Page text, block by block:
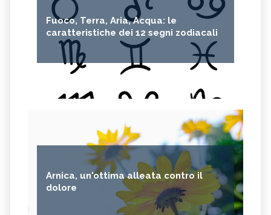
Fuoco, Terra, Aria, Acqua: le
caratteristiche dei 12 segni zodiacali
Arnica, un'ottima alleata contro il
dolore